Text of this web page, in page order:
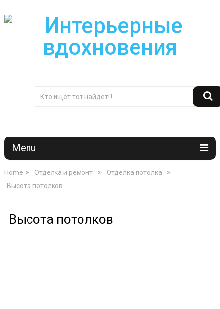
Menu
Home Отделка и ремонт
Отделка потолка
Высота потолков
Высота потолков